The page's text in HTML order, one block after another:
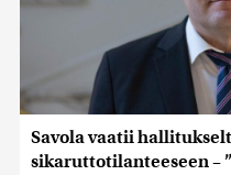
Savola vaatii
sikaruttotilanteeseen –